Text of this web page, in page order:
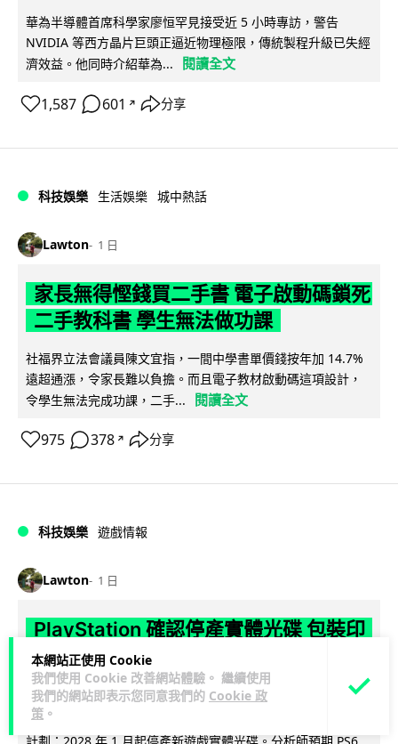
本網站正使用 Cookie
我們使用 Cookie 改善網站體驗。 繼續使用
我們的網站即表示您同意我們的 Cookie 政
策 。
華為半導體首席科學家廖恒罕見接受近 5 小時專訪，警告
NVIDIA 等西方晶片巨頭正逼近物理極限，傳統製程升級已失經
濟效益。他同時介紹華為...
閱讀全文
1,587 601 ↗ 分享
科技娛樂 生活娛樂 城中熱話
Lawton 1 日
家長無得慳錢買二手書 電子啟動碼鎖死
二手教科書 學生無法做功課
社福界立法會議員陳文宜指，一間中學書單價錢按年加 14.7%
遠超通漲，令家長難以負擔。而且電子教材啟動碼這項設計，
令學生無法完成功課，二手...
閱讀全文
975 378 ↗ 分享
科技娛樂 遊戲情報
Lawton 1 日
PlayStation 確認停產實體光碟 包裝印
出重要通告 2028 年 1 月後不出光碟遊
戲
Sony 已在 PS5 主機包裝加貼提示貼紙，重申官方 7 月已公布
計劃：2028 年 1 月起停產新遊戲實體光碟。分析師預期 PS6